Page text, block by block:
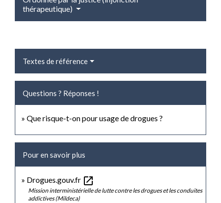
thérapeutique)
Textes de référence
Questions ? Réponses !
Que risque-t-on pour usage de drogues ?
Pour en savoir plus
Drogues.gouv.fr open_in_new
Mission interministérielle de lutte contre les drogues et les conduites
addictives (Mildeca)